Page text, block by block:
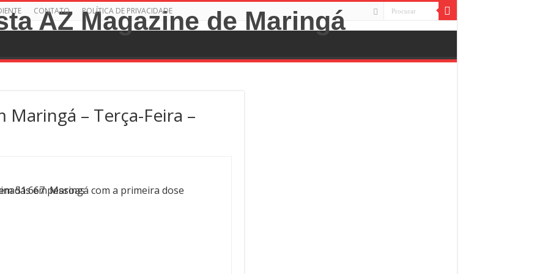
CONTATO POLÍTICA DE PRIVACIDADE
Maringá – Terça-Feira –
em Maringá com a primeira dose
51.667 pessoas